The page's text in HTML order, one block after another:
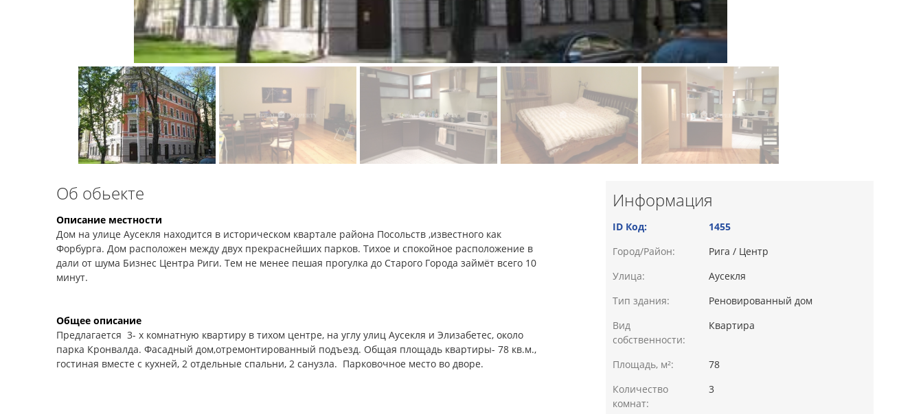
Об обьекте
Описание местности
Дом на улице Аусекля находится в историческом квартале района Посольств ,известного как
Форбурга. Дом расположен между двух прекраснейших парков. Тихое и спокойное расположение в
дали от шума Бизнес Центра Риги. Тем не менее пешая прогулка до Старого Города займёт всего 10
минут.
Общее описание
Предлагается 3- х комнатную квартиру в тихом центре, на углу улиц Аусекля и Элизабетес, около
парка Кронвалда. Фасадный дом,отремонтированный подъезд. Общая площадь квартиры- 78 кв.м.,
гостиная вместе с кухней, 2 отдельные спальни, 2 санузла. Парковочное место во дворе.
Информация
ID Код:
1455
Город/Район:
Рига / Центр
Улица:
Аусекля
Тип здания:
Реновированный дом
Вид
собственности:
Квартира
Площадь, м²:
78
Количество
комнат:
3